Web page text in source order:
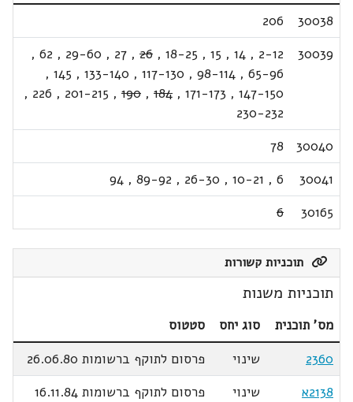
30038
206
30039
2-12
,
14
,
15
,
18-25
,
26
,
27
,
29-60
,
62
,
65-96
,
98-114
,
117-130
,
133-140
,
145
,
147-150
,
171-173
,
184
,
190
,
201-215
,
226
,
230-232
30040
78
30041
6
,
10-21
,
26-30
,
89-92
,
94
30165
6
תוכניות קשורות
תוכניות משנות
מס' תוכנית סוג יחס
סטטוס
2360
שינוי
פרסום לתוקף ברשומות 26.06.80
2138א
שינוי
פרסום לתוקף ברשומות 16.11.84